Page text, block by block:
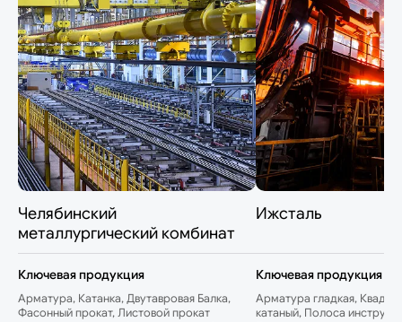
Челябинский
металлургический комбинат
Ключевая продукция
Арматура, Катанка, Двутавровая Балка,
Фасонный прокат, Листовой прокат
Ижсталь
Ключевая продукция
Арматура гладкая,
катаный, Полоса